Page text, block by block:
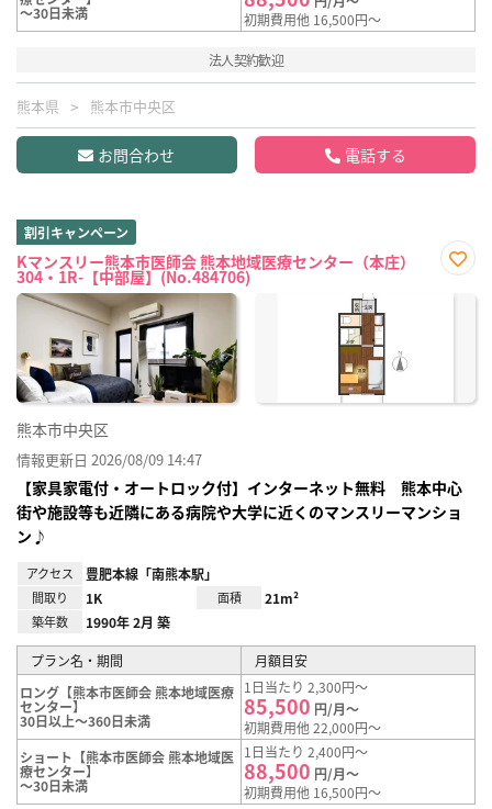
～30日未満
初期費用他 16,500円～
法人契約歓迎
熊本県 熊本市中央区
お問合わせ 電話する
割引キャンペーン
Kマンスリー熊本市医師会 熊本地域医療センター（本庄）
304・1R-【中部屋】(No.484706)
に入
熊本市中央区
情報更新日 2026/08/09 14:47
【家具家電付・オートロック付】インターネット無料 熊本中心
街や施設等も近隣にある病院や大学に近くのマンスリーマンショ
ン♪
アクセス 豊肥本線「南熊本駅」
間取り 1K 面積 21m²
築年数 1990年 2月 築
プラン名・期間
月額目安
ロング【熊本市医師会 熊本地域医療
センター】
30日以上～360日未満
1日当たり 2,300円～
85,500 円/月～
初期費用他 22,000円～
ショート【熊本市医師会 熊本地域医
療センター】
～30日未満
1日当たり 2,400円～
88,500 円/月～
初期費用他 16,500円～